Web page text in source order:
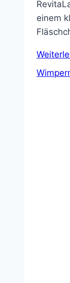
einem